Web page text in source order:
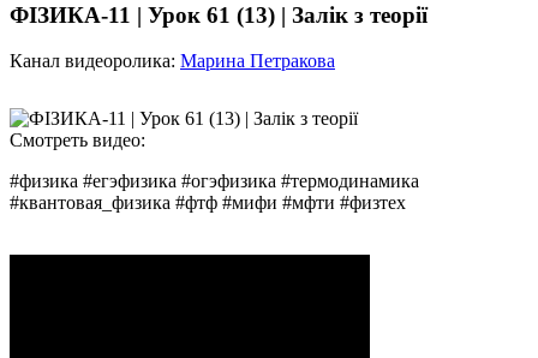
ФІЗИКА-11 | Урок 61 (13) | Залік з теорії
Канал видеоролика: Марина Петракова
Смотреть видео:
#физика #егэфизика #огэфизика #термодинамика
#квантовая_физика #фтф #мифи #мфти #физтех